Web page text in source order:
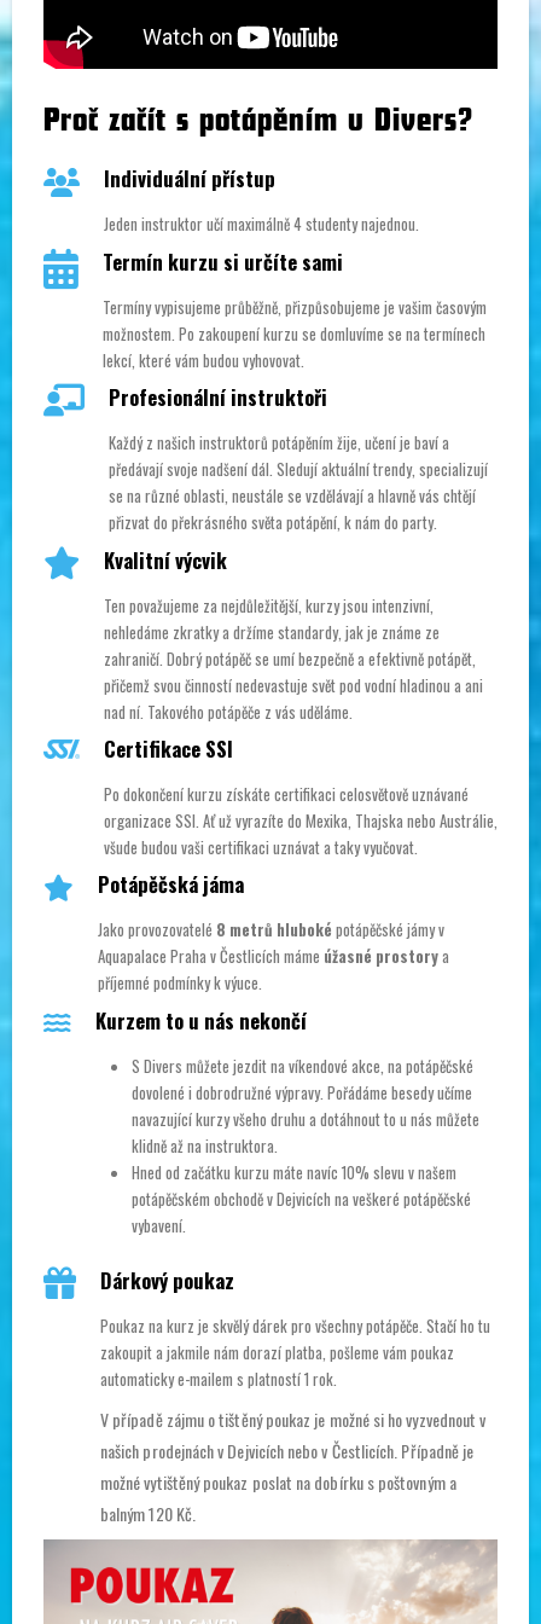
Proč začít s potápěním u Divers?
Individuální přístup
Jeden instruktor učí maximálně 4 studenty najednou.
Termín kurzu si určíte sami
Termíny vypisujeme průběžně, přizpůsobujeme je vašim časovým
možnostem. Po zakoupení kurzu se domluvíme se na termínech
lekcí, které vám budou vyhovovat.
Profesionální instruktoři
Každý z našich instruktorů potápěním žije, učení je baví a
předávají svoje nadšení dál. Sledují aktuální trendy, specializují
se na různé oblasti, neustále se vzdělávají a hlavně vás chtějí
přizvat do překrásného světa potápění, k nám do party.
Kvalitní výcvik
Ten považujeme za nejdůležitější, kurzy jsou intenzivní,
nehledáme zkratky a držíme standardy, jak je známe ze
zahraničí. Dobrý potápěč se umí bezpečně a efektivně potápět,
přičemž svou činností nedevastuje svět pod vodní hladinou a ani
nad ní. Takového potápěče z vás uděláme.
Certifikace SSI
Po dokončení kurzu získáte certifikaci celosvětově uznávané
organizace SSI. Ať už vyrazíte do Mexika, Thajska nebo Austrálie,
všude budou vaši certifikaci uznávat a taky vyučovat.
Potápěčská jáma
Jako provozovatelé 8 metrů hluboké potápěčské jámy v
Aquapalace Praha v Čestlicích máme úžasné prostorya
příjemné podmínky k výuce.
Kurzem to u nás nekončí
S Divers můžete jezdit na víkendové akce, na potápěčské
dovolené i dobrodružné výpravy. Pořádáme besedy učíme
navazující kurzy všeho druhu a dotáhnout to u nás můžete
klidně až na instruktora.
Hned od začátku kurzu máte navíc 10% slevu v našem
potápěčském obchodě v Dejvicích na veškeré potápěčské
vybavení.
Dárkový poukaz
Poukaz na kurz je skvělý dárek pro všechny potápěče. Stačí ho tu
zakoupit a jakmile nám dorazí platba, pošleme vám poukaz
automaticky e-mailem s platností 1 rok.
V případě zájmu o tištěný poukaz je možné si ho vyzvednout v
našich prodejnách v Dejvicích nebo v Čestlicích. Případně je
možné vytištěný poukaz poslat na dobírku s poštovným a
balným 120 Kč.